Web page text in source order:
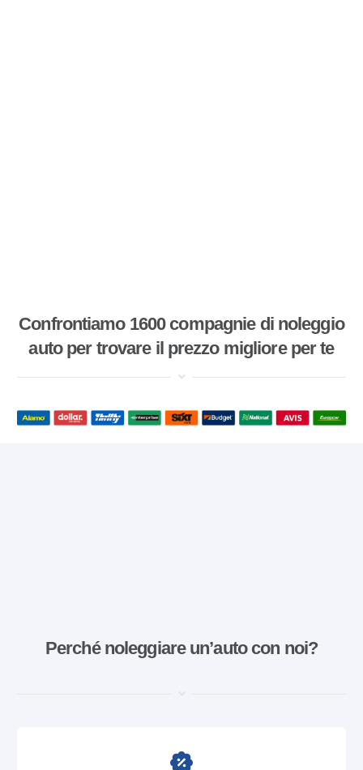
Confrontiamo 1600 compagnie di noleggio
auto per trovare il prezzo migliore per te
Perché noleggiare un’auto con noi?